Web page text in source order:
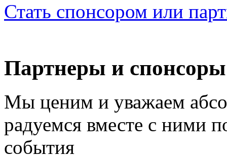
Стать спонсором или
Партнеры и спонсоры
Мы ценим и уважаем
радуемся вместе с ними
события